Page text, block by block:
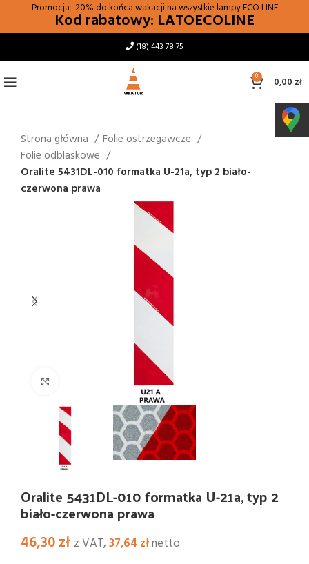
Promocja -20% do końca wakacji na wszystkie lampyECO LINE
Kod rabatowy: LATOECOLINE
(18) 443 78 75
0 0,00 zł
Strona główna
Folie ostrzegawcze
Folie odblaskowe
Oralite 5431DL-010 formatka U-21a, typ 2 biało-
czerwona prawa
Kliknij i powiększ
Oralite 5431DL-010 formatka U-21a, typ 2
biało-czerwona prawa
46,30zł z VAT,37,64 złnetto